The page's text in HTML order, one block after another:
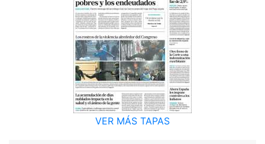
VER MÁS TAPAS